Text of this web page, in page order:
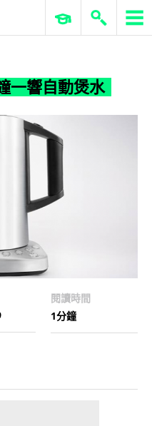
鐘一響自動煲水
ERP 與商業 AI
一響自動煲水
閱讀時間
1分鐘